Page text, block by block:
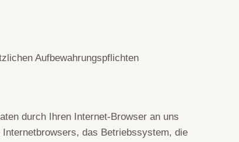
Aufbewahrungspflichten
durch Ihren Internet-Browser an uns
das Betriebssystem, die